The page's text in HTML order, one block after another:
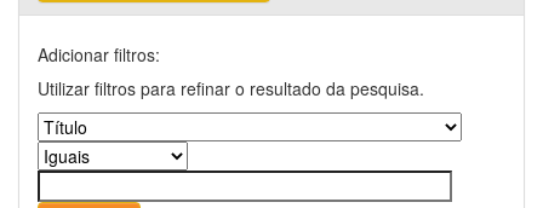
Adicionar filtros:
Utilizar filtros para refinar o resultado da pesquisa.